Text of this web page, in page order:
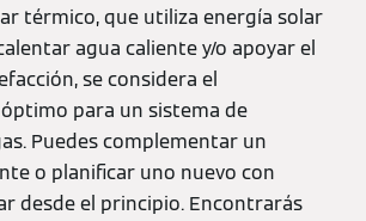
térmico, que utiliza energía solar
agua caliente y/o apoyar el
se considera el
para un sistema de
Puedes complementar un
o planificar uno nuevo con
desde el principio. Encontrarás